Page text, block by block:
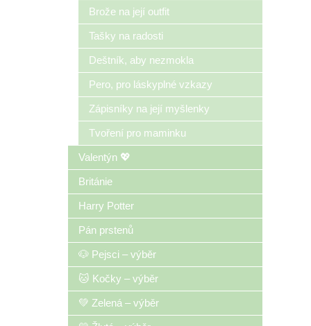
Brože na její outfit
Tašky na radosti
Deštník, aby nezmokla
Pero, pro láskyplné vzkazy
Zápisníky na její myšlenky
Tvoření pro maminku
Valentýn 💖
Británie
Harry Potter
Pán prstenů
🐶 Pejsci – výběr
🐱 Kočky – výběr
💚 Zelená – výběr